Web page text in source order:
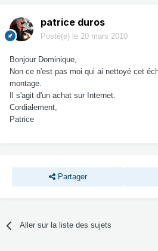
patrice duros
Posté(e) le 20 mars 2010
Bonjour Dominique,
Non ce n'est pas moi qui ai nettoyé cet
montage.
Il s'agit d'un achat sur Internet.
Cordialement,
Patrice
Partager
Aller sur la liste des sujets